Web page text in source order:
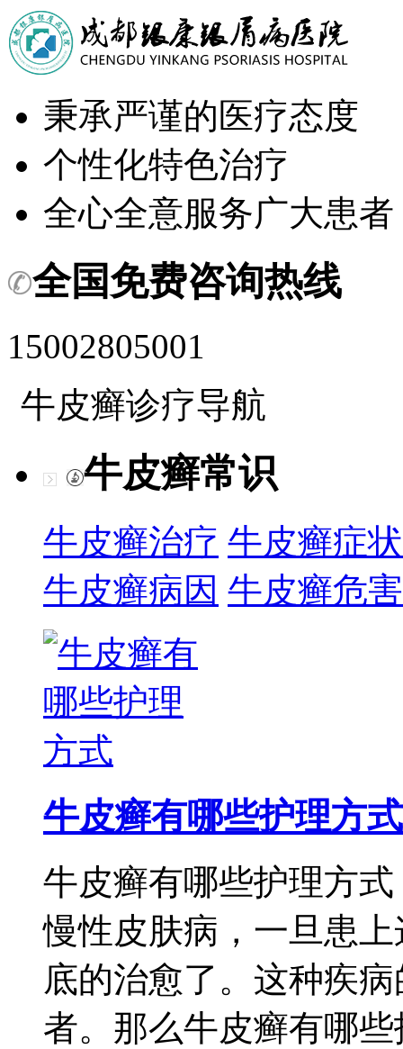
秉承严谨的医疗态度
个性化特色治疗
全心全意服务广大患者
全国免费咨询热线
15002805001
牛皮癣诊疗导航
牛皮癣常识
牛皮癣治疗 牛皮癣症状
牛皮癣病因 牛皮癣危害
牛皮癣有哪些护理方式
牛皮癣有哪些护理方
慢性皮肤病，一旦患
底的治愈了。这种疾
者。那么牛皮癣有哪